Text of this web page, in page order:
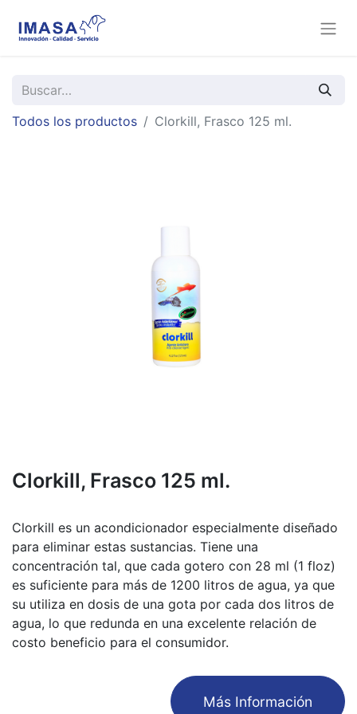
Todos los productos Clorkill, Frasco 125 ml.
Clorkill, Frasco 125 ml.
Clorkill es un acondicionador especialmente diseñado
para eliminar estas sustancias. Tiene una
concentración tal, que cada gotero con 28 ml (1 floz)
es suficiente para más de 1200 litros de agua, ya que
su utiliza en dosis de una gota por cada dos litros de
agua, lo que redunda en una excelente relación de
costo beneficio para el consumidor.
​Más Información